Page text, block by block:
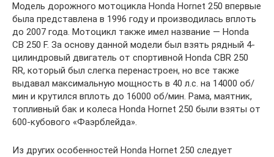
Модель дорожного мотоцикла Honda Hornet 250 впервые
была представлена в 1996 году и производилась вплоть
до 2007 года. Мотоцикл также имел название — Honda
CB 250 F. За основу данной модели был взять рядный 4-
цилиндровый двигатель от спортивной Honda CBR 250
RR, который был слегка перенастроен, но все также
выдавал максимальную мощность в 40 л.с. на 14000 об/
мин и крутился вплоть до 16000 об/мин. Рама, маятник,
топливный бак и колеса Honda Hornet 250 были взяты от
600-кубового «Фаэрблейда».
Из других особенностей Honda Hornet 250 следует